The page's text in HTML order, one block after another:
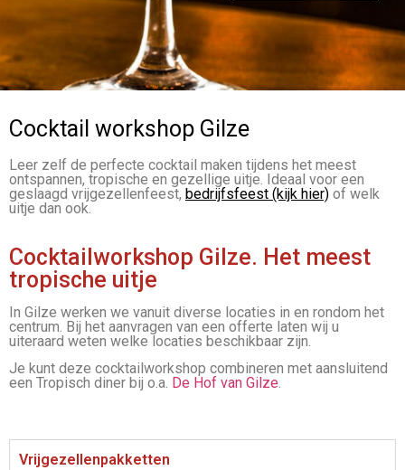
Cocktail workshop Gilze
Leer zelf de perfecte cocktail maken tijdens het meest
ontspannen, tropische en gezellige uitje. Ideaal voor een
geslaagd vrijgezellenfeest, bedrijfsfeest (kijk hier) of welk
uitje dan ook.
Cocktailworkshop Gilze. Het meest
tropische uitje
In Gilze werken we vanuit diverse locaties in en rondom het
centrum. Bij het aanvragen van een offerte laten wij u
uiteraard weten welke locaties beschikbaar zijn.
Je kunt deze cocktailworkshop combineren met aansluitend
een Tropisch diner bij o.a. De Hof van Gilze.
Vrijgezellenpakketten